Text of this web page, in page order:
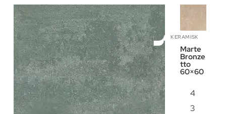
KERAMISK
Marte
Bronze
tto
60×60
4
3